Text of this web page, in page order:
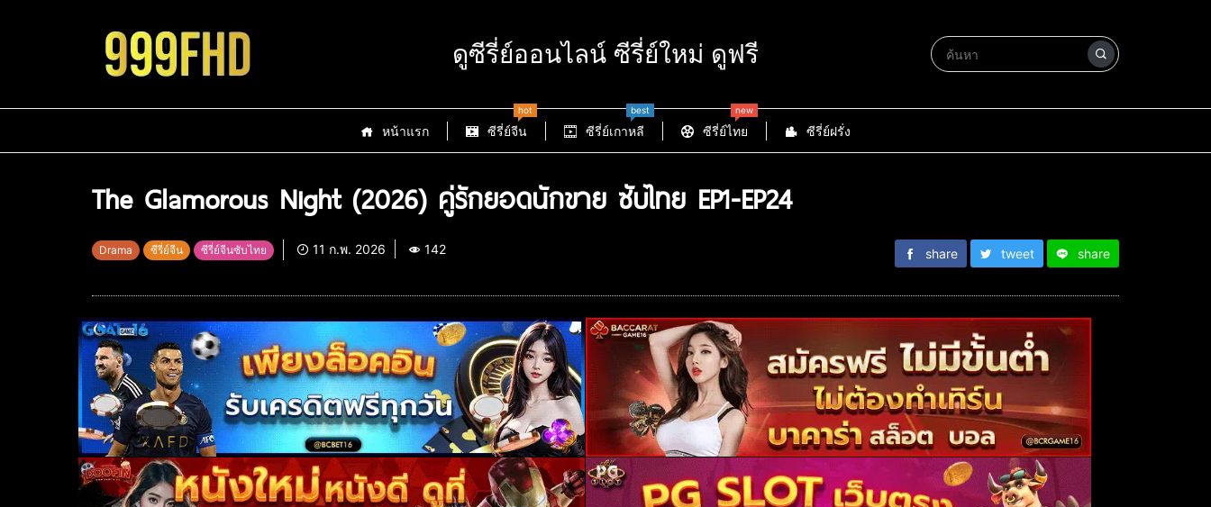
ดูซีรี่ย์ออนไลน์ ซีรี่ย์ใหม่ ดูฟรี
หน้าแรก ซีรี่ย์จีน
hot
ซีรี่ย์เกาหลี
best
ซีรี่ย์ไทย
new
ซีรี่ย์ฝรั่ง
The Glamorous Night (2026) คู่รักยอดนักขาย ซับไทย EP1-EP24
Drama ซีรี่ย์จีน ซีรี่ย์จีนซับไทย 11 ก.พ. 2026 142 share tweet share